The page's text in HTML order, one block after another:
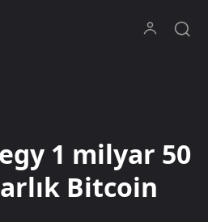
1 milyar 50
Bitcoin